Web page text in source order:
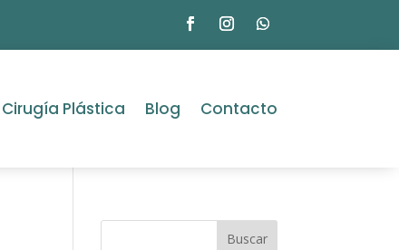
Cirugía Plástica Blog Contacto
Buscar